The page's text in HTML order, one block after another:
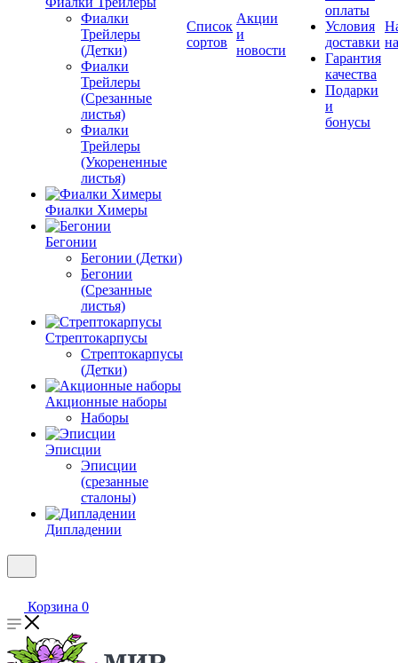
Фиалки
Трейлеры
(Детки)
Фиалки
Трейлеры
(Срезанные
листья)
Фиалки
Трейлеры
(Укорененные
листья)
Фиалки Химеры
Бегонии
Бегонии (Детки)
Бегонии
(Срезанные
листья)
Стрептокарпусы
Стрептокарпусы
(Детки)
Акционные наборы
Наборы
Эписции
Эписции
(срезанные
сталоны)
Дипладении
Список
сортов
Акции
и
новости
оплаты
Условия
доставки
Гарантия
качества
Подарки
и
бонусы
Корзина 0